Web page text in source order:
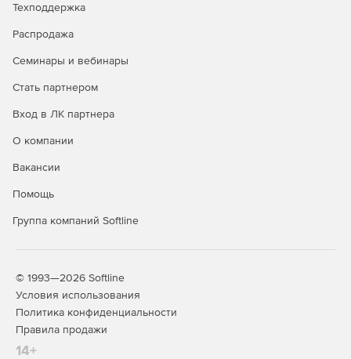
т.д.).
2007/2008/2009/2010 (32 и 64 бит)/2011 (32 и 64
Техподдержка
Распродажа
Семинары и вебинары
Стать партнером
Вход в ЛК партнера
О компании
Вакансии
Помощь
Группа компаний Softline
© 1993—2026 Softline
Условия использования
Политика конфиденциальности
Правила продажи
14+